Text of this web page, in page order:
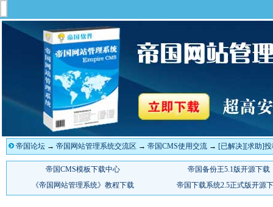
帝国论坛 → 帝国网站管理系统交流区 → 帝国CMS使用交流 → [已解决][求助]